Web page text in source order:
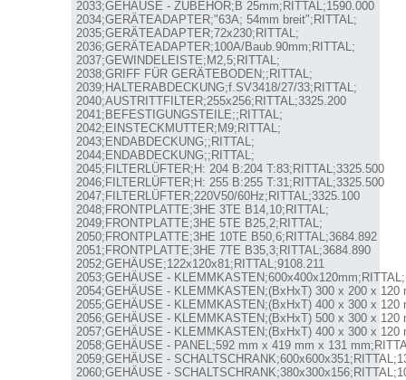
2033;GEHÄUSE - ZUBEHÖR;B 25mm;RITTAL;1590.000
2034;GERÄTEADAPTER;"63A; 54mm breit";RITTAL;
2035;GERÄTEADAPTER;72x230;RITTAL;
2036;GERÄTEADAPTER;100A/Baub.90mm;RITTAL;
2037;GEWINDELEISTE;M2,5;RITTAL;
2038;GRIFF FÜR GERÄTEBODEN;;RITTAL;
2039;HALTERABDECKUNG;f.SV3418/27/33;RITTAL;
2040;AUSTRITTFILTER;255x256;RITTAL;3325.200
2041;BEFESTIGUNGSTEILE;;RITTAL;
2042;EINSTECKMUTTER;M9;RITTAL;
2043;ENDABDECKUNG;;RITTAL;
2044;ENDABDECKUNG;;RITTAL;
2045;FILTERLÜFTER;H: 204 B:204 T:83;RITTAL;3325.500
2046;FILTERLÜFTER;H: 255 B:255 T:31;RITTAL;3325.500
2047;FILTERLÜFTER;220V50/60Hz;RITTAL;3325.100
2048;FRONTPLATTE;3HE 3TE B14,10;RITTAL;
2049;FRONTPLATTE;3HE 5TE B25,2;RITTAL;
2050;FRONTPLATTE;3HE 10TE B50,6;RITTAL;3684.892
2051;FRONTPLATTE;3HE 7TE B35,3;RITTAL;3684.890
2052;GEHÄUSE;122x120x81;RITTAL;9108.211
2053;GEHÄUSE -
2054;GEHÄUSE - KLEMMKASTEN;(BxHxT) 300 x 200 x 120
2055;GEHÄUSE - KLEMMKASTEN;(BxHxT) 400 x 300 x 120
2056;GEHÄUSE - KLEMMKASTEN;(BxHxT) 500 x 300 x 120
2057;GEHÄUSE - KLEMMKASTEN;(BxHxT) 400 x 300 x 120
2058;GEHÄUSE - PANEL;592 mm x 419 mm x 131
2059;GEHÄUSE -
2060;GEHÄUSE -